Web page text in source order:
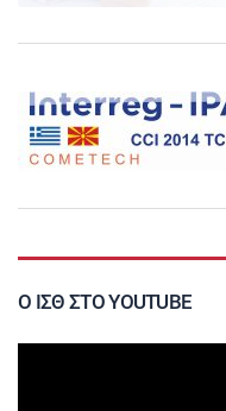
Ο ΙΣΘ ΣΤΟ YOUTUBE